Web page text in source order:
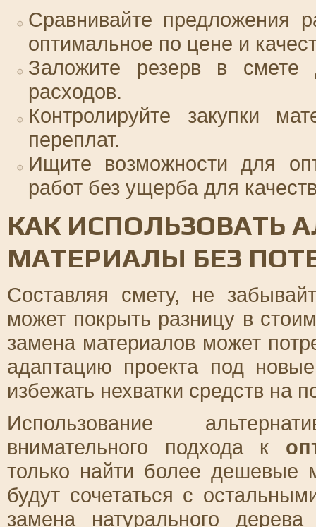
Сравнивайте предложения
оптимальное по цене и
Заложите резерв в смете
расходов.
Контролируйте закупки
переплат.
Ищите возможности для
работ без ущерба для
КАК ИСПОЛЬЗОВАТЬ
МАТЕРИАЛЫ БЕЗ
Составляя смету, не
может покрыть разницу в
замена материалов может
адаптацию проекта под
избежать нехватки средств на
Использование
внимательного подхода к
только найти более дешевые
будут сочетаться с
замена натурального